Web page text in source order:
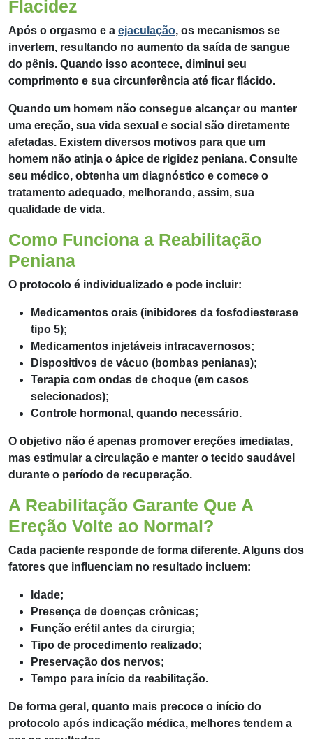
Flacidez
Após o orgasmo e a ejaculação, os mecanismos se
invertem, resultando no aumento da saída de sangue
do pênis. Quando isso acontece, diminui seu
comprimento e sua circunferência até ficar flácido.
Quando um homem não consegue alcançar ou manter
uma ereção, sua vida sexual e social são diretamente
afetadas. Existem diversos motivos para que um
homem não atinja o ápice de rigidez peniana. Consulte
seu médico, obtenha um diagnóstico e comece o
tratamento adequado, melhorando, assim, sua
qualidade de vida.
Como Funciona a Reabilitação
Peniana
O protocolo é individualizado e pode incluir:
Medicamentos orais (inibidores da fosfodiesterase
tipo 5);
Medicamentos injetáveis intracavernosos;
Dispositivos de vácuo (bombas penianas);
Terapia com ondas de choque (em casos
selecionados);
Controle hormonal, quando necessário.
O objetivo não é apenas promover ereções imediatas,
mas estimular a circulação e manter o tecido saudável
durante o período de recuperação.
A Reabilitação Garante Que A
Ereção Volte ao Normal?
Cada paciente responde de forma diferente. Alguns dos
fatores que influenciam no resultado incluem:
Idade;
Presença de doenças crônicas;
Função erétil antes da cirurgia;
Tipo de procedimento realizado;
Preservação dos nervos;
Tempo para início da reabilitação.
De forma geral, quanto mais precoce o início do
protocolo após indicação médica, melhores tendem a